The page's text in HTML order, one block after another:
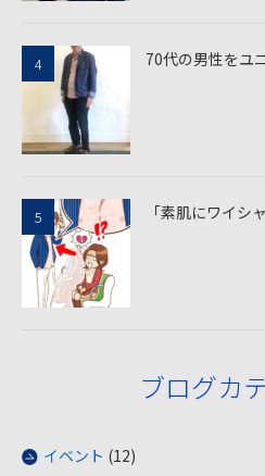
70代の男性をユ
「素肌にワイシ
ブログカ
イベント (12)